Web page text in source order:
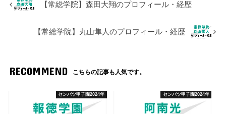
【常総学院】森田大翔のプロフィール・経歴
【常総学院】丸山隼人のプロフィール・経歴
RECOMMEND こちらの記事も人気です。
センバツ甲子園2024年 センバツ甲子園2024年